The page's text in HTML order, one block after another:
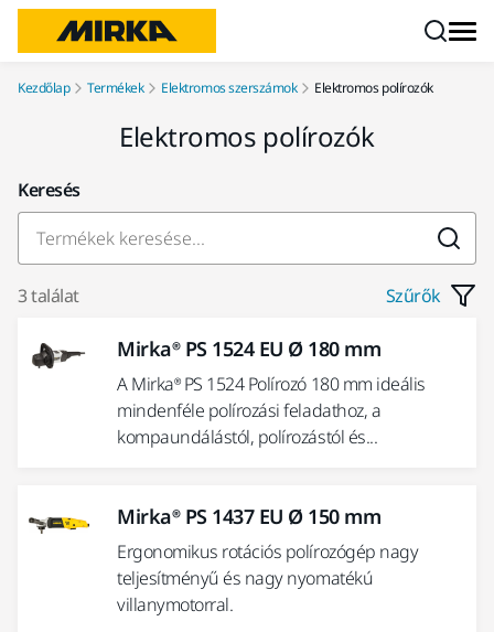
Kezdőlap Termékek Elektromos szerszámok Elektromos polírozók
Elektromos polírozók
Keresés
3 találat Szűrők
Mirka® PS 1524 EU Ø 180 mm
A Mirka® PS 1524 Polírozó 180 mm ideális
mindenféle polírozási feladathoz, a
kompaundálástól, polírozástól és...
Mirka® PS 1437 EU Ø 150 mm
Ergonomikus rotációs polírozógép nagy
teljesítményű és nagy nyomatékú
villanymotorral.